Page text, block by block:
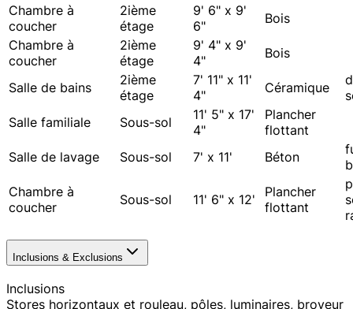
Chambre à
coucher
2ième
étage
9' 6" x 9'
6"
Bois
Chambre à
coucher
2ième
étage
9' 4" x 9'
4"
Bois
Salle de bains
2ième
étage
7' 11" x 11'
4"
Céramique
Salle familiale
Sous-sol
11' 5" x 17'
4"
Plancher
flottant
Salle de lavage
Sous-sol 7' x 11' Béton
Chambre à
coucher
Sous-sol 11' 6" x 12'
Plancher
flottant
Inclusions & Exclusions
Inclusions
Stores horizontaux et rouleau, pôles, luminaires, broyeur